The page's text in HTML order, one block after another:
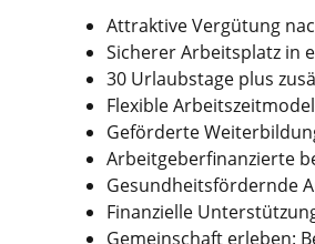
Attraktive Vergütung
Sicherer Arbeitsplatz in
30 Urlaubstage plus
Flexible
Geförderte
Arbeitgeberfinanzierte
Gesundheitsfördernde
Finanzielle
Gemeinschaft erleben: